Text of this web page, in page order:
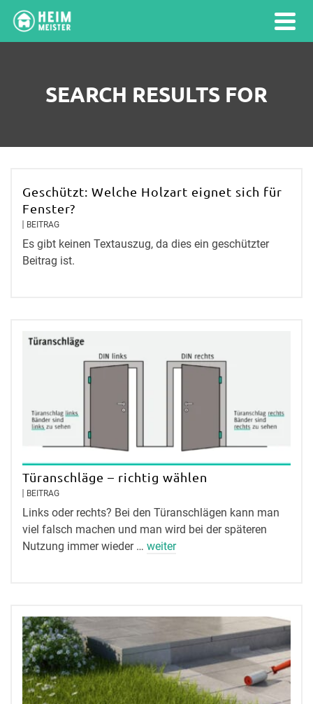
SEARCH RESULTS FOR
Geschützt: Welche Holzart eignet sich für
Fenster?
BEITRAG
Es gibt keinen Textauszug, da dies ein geschützter
Beitrag ist.
Türanschläge – richtig wählen
BEITRAG
Links oder rechts? Bei den Türanschlägen kann man
viel falsch machen und man wird bei der späteren
Nutzung immer wieder … weiter